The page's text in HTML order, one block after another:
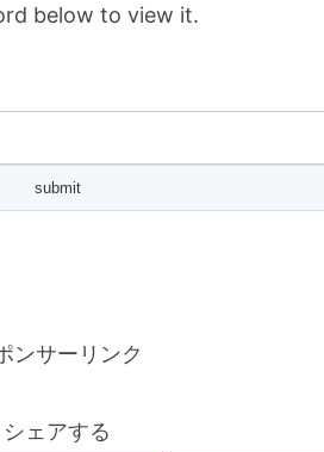
below to view it.
ンサーリンク
シェアする